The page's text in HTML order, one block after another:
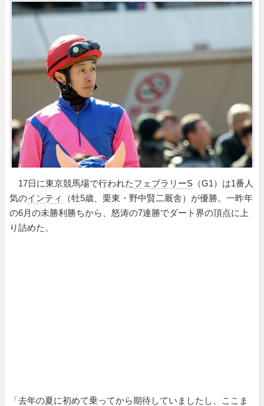
17日に東京競馬場で行われたフェブラリーS （G1）は1番人
気のインティ
（牡5歳、栗東・野中賢二厩舎）が優勝。一昨年
の6月の未勝利勝ちから、怒涛の7連勝でダート界の頂点に上
り詰めた。
「去年の夏に初めて乗ってから期待していましたし、ここま